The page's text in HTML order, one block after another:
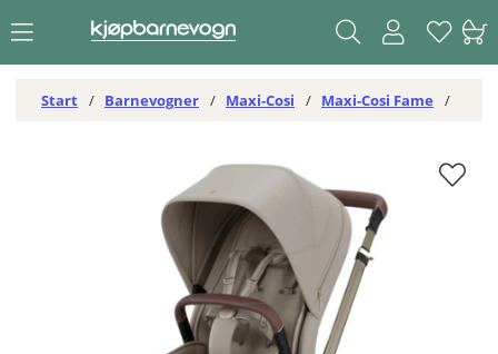
Start Barnevogner Maxi-Cosi Maxi-Cosi Fame
Maxi-Cosi Fame V2 Sportsvogn Sapphire Sand